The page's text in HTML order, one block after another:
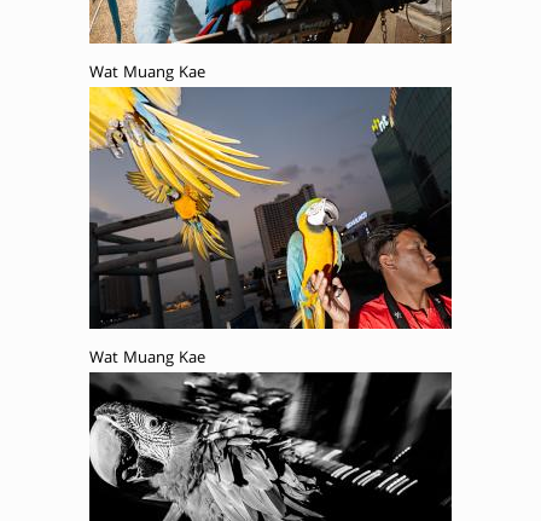
Wat Muang Kae
Wat Muang Kae